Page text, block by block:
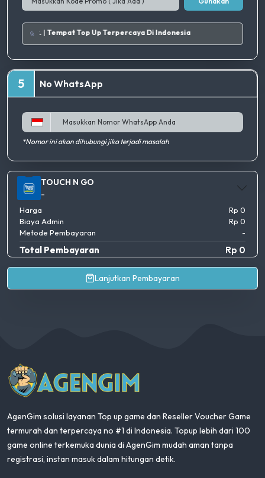
| Tempat Top Up Terpercaya Di Indonesia
5 No WhatsApp
*Nomor ini akan dihubungi jika terjadi masalah
TOUCH N GO
-
Harga
Rp 0
Biaya Admin
Rp 0
Metode Pembayaran
-
Total Pembayaran Rp 0
Lanjutkan Pembayaran
AgenGim
AgenGim solusi layanan Top up game dan Reseller Voucher Game
termurah dan terpercaya no #1 di Indonesia. Topup lebih dari 100
game online terkemuka dunia di AgenGim mudah aman tanpa
registrasi, instan masuk dalam hitungan detik.